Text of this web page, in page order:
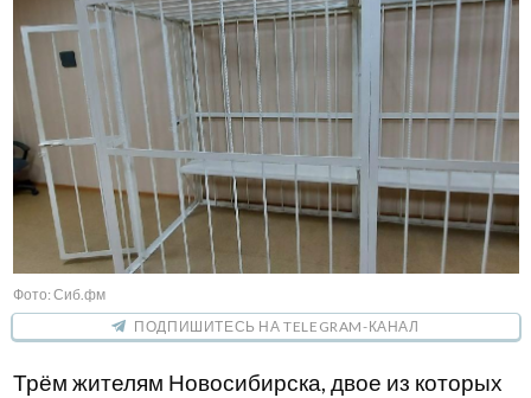
Фото: Сиб.фм
ПОДПИШИТЕСЬ НА TELEGRAM-КАНАЛ
Трём жителям Новосибирска, двое из которых